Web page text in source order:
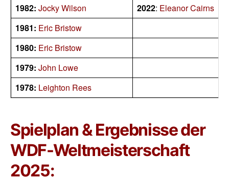
1982: Jocky Wilson 2022: Eleanor Cairns
1981: Eric Bristow
1980: Eric Bristow
1979: John Lowe
1978: Leighton Rees
Spielplan & Ergebnisse der
WDF-Weltmeisterschaft
2025: